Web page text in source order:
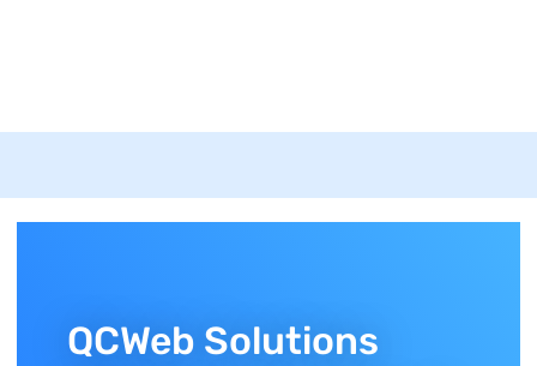
QCWeb Solutions